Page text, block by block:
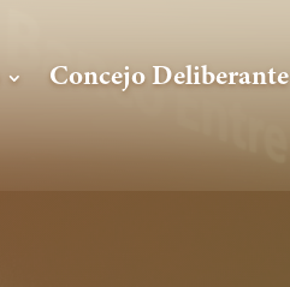
Concejo Deliberante